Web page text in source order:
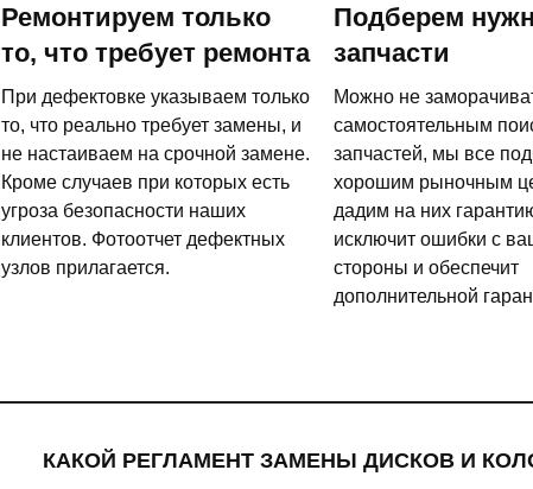
Ремонтируем только
то, что требует ремонта
При дефектовке указываем только
то, что реально требует замены, и
не настаиваем на срочной замене.
Кроме случаев при которых есть
угроза безопасности наших
клиентов. Фотоотчет дефектных
узлов прилагается.
Подберем
запчасти
Можно не
самостоятельным
запчастей, мы все
хорошим рыночным
дадим на них
исключит ошибки с
стороны и обеспечит
дополнительной
КАКОЙ РЕГЛАМЕНТ ЗАМЕНЫ ДИСКОВ И